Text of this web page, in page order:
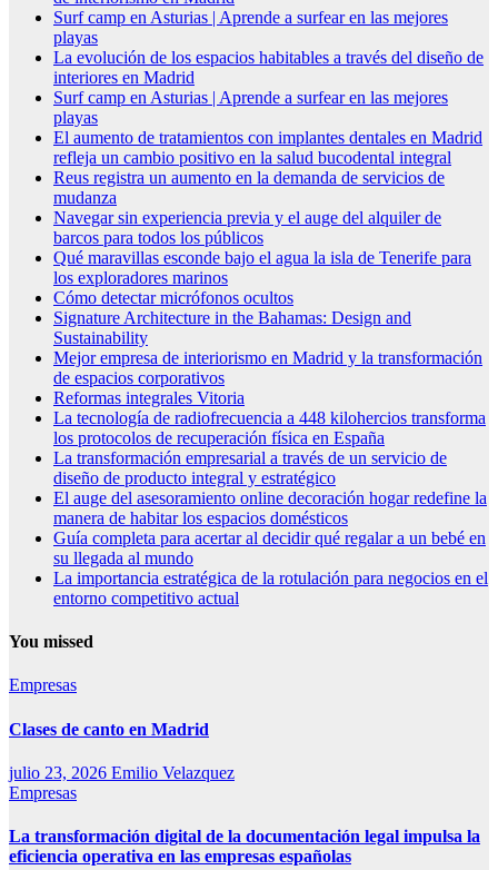
Surf camp en Asturias | Aprende a surfear en las mejores
playas
La evolución de los espacios habitables a través del diseño de
interiores en Madrid
Surf camp en Asturias | Aprende a surfear en las mejores
playas
El aumento de tratamientos con implantes dentales en Madrid
refleja un cambio positivo en la salud bucodental integral
Reus registra un aumento en la demanda de servicios de
mudanza
Navegar sin experiencia previa y el auge del alquiler de
barcos para todos los públicos
Qué maravillas esconde bajo el agua la isla de Tenerife para
los exploradores marinos
Cómo detectar micrófonos ocultos
Signature Architecture in the Bahamas: Design and
Sustainability
Mejor empresa de interiorismo en Madrid y la transformación
de espacios corporativos
Reformas integrales Vitoria
La tecnología de radiofrecuencia a 448 kilohercios transforma
los protocolos de recuperación física en España
La transformación empresarial a través de un servicio de
diseño de producto integral y estratégico
El auge del asesoramiento online decoración hogar redefine la
manera de habitar los espacios domésticos
Guía completa para acertar al decidir qué regalar a un bebé en
su llegada al mundo
La importancia estratégica de la rotulación para negocios en el
entorno competitivo actual
You missed
Empresas
Clases de canto en Madrid
julio 23, 2026 Emilio Velazquez
Empresas
La transformación digital de la documentación legal impulsa la
eficiencia operativa en las empresas españolas